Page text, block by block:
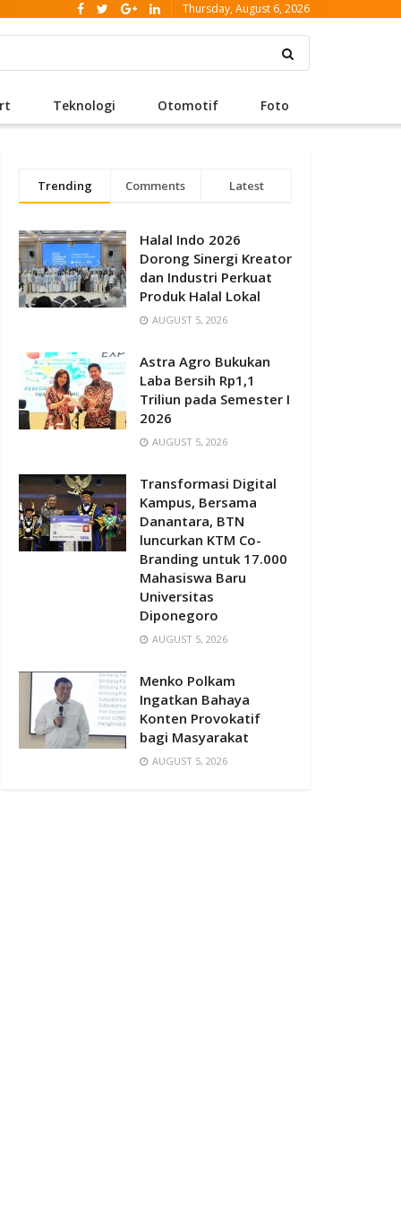
Thursday, August 6, 2026
Teknologi Otomotif Foto
Trending Comments Latest
Halal Indo 2026
Dorong Sinergi Kreator
dan Industri Perkuat
Produk Halal Lokal
AUGUST 5, 2026
Astra Agro Bukukan
Laba Bersih Rp1,1
Triliun pada Semester I
2026
AUGUST 5, 2026
Transformasi Digital
Kampus, Bersama
Danantara, BTN
luncurkan KTM Co-
Branding untuk 17.000
Mahasiswa Baru
Universitas
Diponegoro
AUGUST 5, 2026
Menko Polkam
Ingatkan Bahaya
Konten Provokatif
bagi Masyarakat
AUGUST 5, 2026